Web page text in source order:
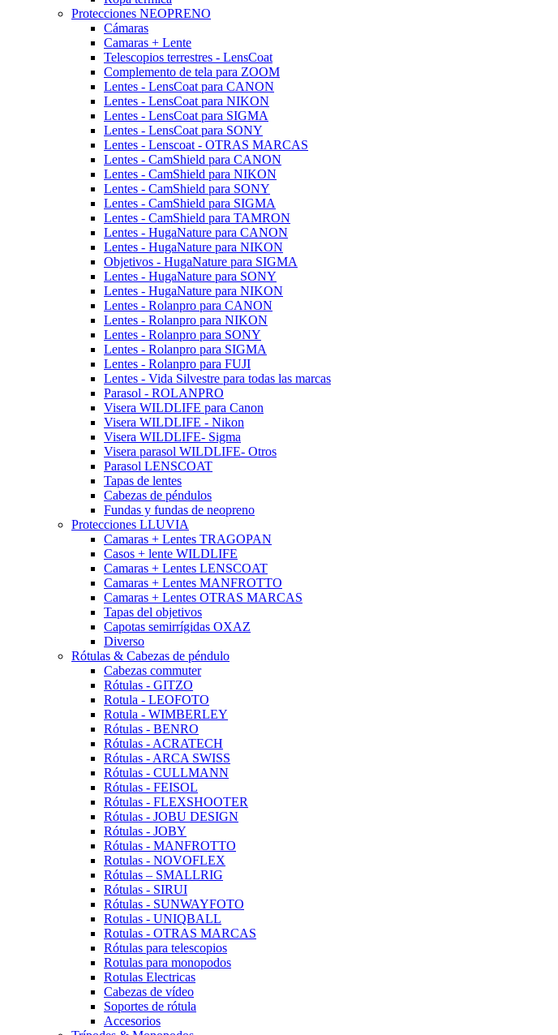
Protecciones NEOPRENO
Cámaras
Camaras + Lente
Telescopios terrestres - LensCoat
Complemento de tela para ZOOM
Lentes - LensCoat para CANON
Lentes - LensCoat para NIKON
Lentes - LensCoat para SIGMA
Lentes - LensCoat para SONY
Lentes - Lenscoat - OTRAS MARCAS
Lentes - CamShield para CANON
Lentes - CamShield para NIKON
Lentes - CamShield para SONY
Lentes - CamShield para SIGMA
Lentes - CamShield para TAMRON
Lentes - HugaNature para CANON
Lentes - HugaNature para NIKON
Objetivos - HugaNature para SIGMA
Lentes - HugaNature para SONY
Lentes - HugaNature para NIKON
Lentes - Rolanpro para CANON
Lentes - Rolanpro para NIKON
Lentes - Rolanpro para SONY
Lentes - Rolanpro para SIGMA
Lentes - Rolanpro para FUJI
Lentes - Vida Silvestre para todas las marcas
Parasol - ROLANPRO
Visera WILDLIFE para Canon
Visera WILDLIFE - Nikon
Visera WILDLIFE- Sigma
Visera parasol WILDLIFE- Otros
Parasol LENSCOAT
Tapas de lentes
Cabezas de péndulos
Fundas y fundas de neopreno
Protecciones LLUVIA
Camaras + Lentes TRAGOPAN
Casos + lente WILDLIFE
Camaras + Lentes LENSCOAT
Camaras + Lentes MANFROTTO
Camaras + Lentes OTRAS MARCAS
Tapas del objetivos
Capotas semirrígidas OXAZ
Diverso
Rótulas & Cabezas de péndulo
Cabezas commuter
Rótulas - GITZO
Rotula - LEOFOTO
Rotula - WIMBERLEY
Rótulas - BENRO
Rótulas - ACRATECH
Rótulas - ARCA SWISS
Rótulas - CULLMANN
Rótulas - FEISOL
Rótulas - FLEXSHOOTER
Rótulas - JOBU DESIGN
Rótulas - JOBY
Rótulas - MANFROTTO
Rotulas - NOVOFLEX
Rótulas – SMALLRIG
Rótulas - SIRUI
Rótulas - SUNWAYFOTO
Rotulas - UNIQBALL
Rotulas - OTRAS MARCAS
Rótulas para telescopios
Rotulas para monopodos
Rotulas Electricas
Cabezas de vídeo
Soportes de rótula
Accesorios